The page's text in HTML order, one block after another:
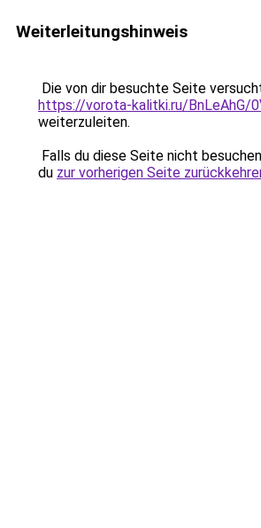
Weiterleitungshinweis
Die von dir besuchte Seite
https://vorota-kalitki.ru/BnLeAhG/
weiterzuleiten.
Falls du diese Seite nicht
du zur vorherigen Seite